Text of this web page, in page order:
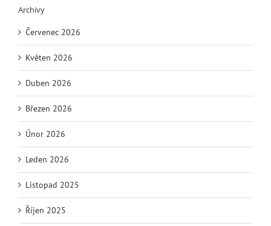
Archivy
Červenec 2026
Květen 2026
Duben 2026
Březen 2026
Únor 2026
Leden 2026
Listopad 2025
Říjen 2025